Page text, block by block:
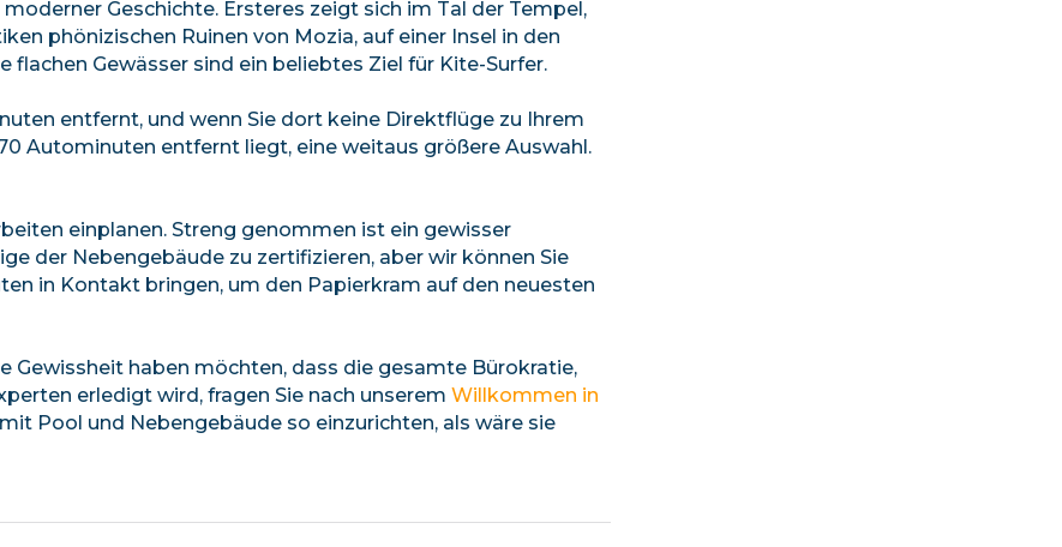
Geschichte. Ersteres zeigt sich im Tal der Tempel,
phönizischen Ruinen von Mozia, auf einer Insel in den
Gewässer sind ein beliebtes Ziel für Kite-Surfer.
entfernt, und wenn Sie dort keine Direktflüge zu Ihrem
Autominuten entfernt liegt, eine weitaus größere Auswahl.
einplanen. Streng genommen ist ein gewisser
der Nebengebäude zu zertifizieren, aber wir können Sie
in Kontakt bringen, um den Papierkram auf den neuesten
Gewissheit haben möchten, dass die gesamte Bürokratie,
erledigt wird, fragen Sie nach unserem Willkommen in
Pool und Nebengebäude so einzurichten, als wäre sie